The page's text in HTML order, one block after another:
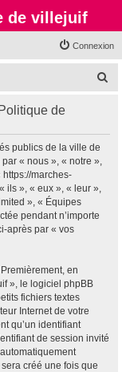
de villejuif
Connexion
h
de
publics de la ville de
« nous », « notre »,
marches-
ils », « eux », « leur »,
», « Équipes
pendant n’importe
après par « vos
en
», le logiciel phpBB
fichiers textes
Internet de votre
qu’un identifiant
de session invité
créé une fois que